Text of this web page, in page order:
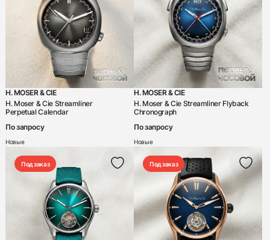
Ретроградный указатель даты
Ручной завод
Сплит-хронограф
Турбийон
Уравнение времени
Фазы луны
Хронограф
Состояние
Идеальное
Как новые
Неношеный
Новые
H. MOSER & CIE
H. Moser & Cie Streamliner
Perpetual Calendar
По запросу
Новые
H. MOSER & CIE
H. Moser & Cie Streamliner Flyback
Chronograph
По запросу
Новые
Под заказ Под заказ